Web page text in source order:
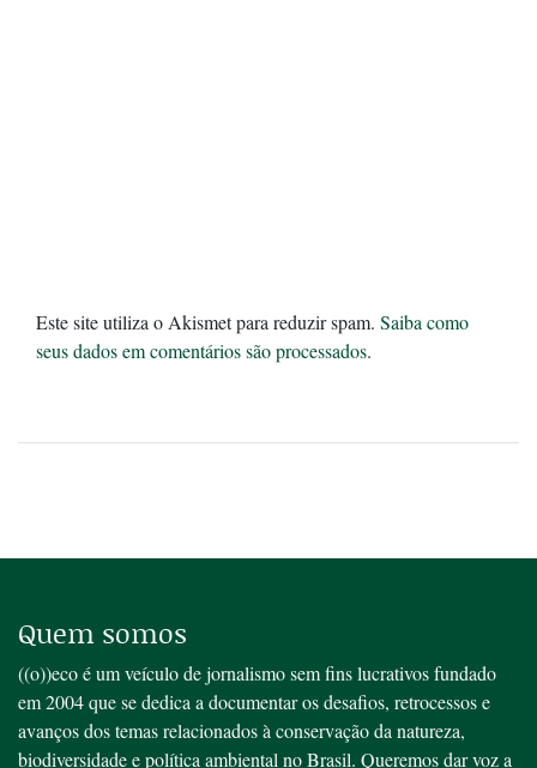
Este site utiliza o Akismet para reduzir spam. Saiba como
seus dados em comentários são processados.
Quem somos
((o))eco é um veículo de jornalismo sem fins lucrativos fundado
em 2004 que se dedica a documentar os desafios, retrocessos e
avanços dos temas relacionados à conservação da natureza,
biodiversidade e política ambiental no Brasil. Queremos dar voz a